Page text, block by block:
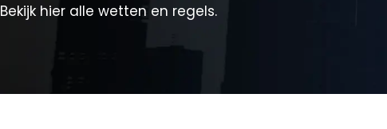
Bekijk hier alle wetten en regels.